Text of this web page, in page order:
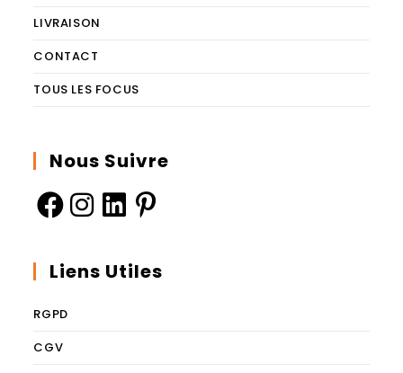
LIVRAISON
CONTACT
TOUS LES FOCUS
Nous Suivre
Liens Utiles
RGPD
CGV